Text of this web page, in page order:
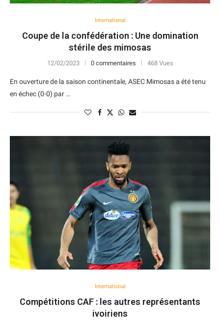
International
Coupe de la confédération : Une domination
stérile des mimosas
12/02/2023 0 commentaires 468 Vues
En ouverture de la saison continentale, ASEC Mimosas a été tenu
en échec (0-0) par …
International
Compétitions CAF : les autres représentants
ivoiriens